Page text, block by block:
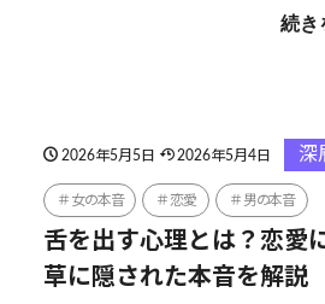
続き
2026年5月5日 2026年5月4日 深
女の本音 恋愛 男の本音
舌を出す心理とは？恋愛
草に隠された本音を解説